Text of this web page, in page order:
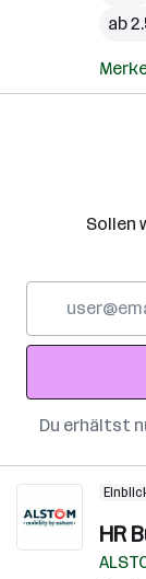
ab
Sollen
Adresse
Du erhältst
HR